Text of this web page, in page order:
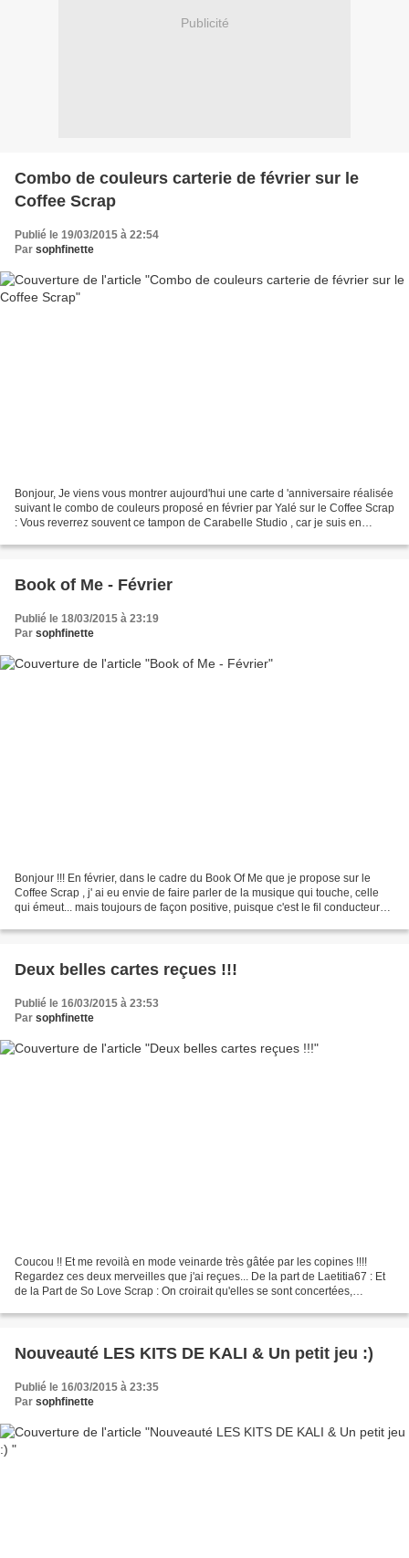
Publicité
Combo de couleurs carterie de février sur le
Coffee Scrap
Publié le 19/03/2015 à 22:54
Par sophfinette
Bonjour, Je viens vous montrer aujourd'hui une carte d 'anniversaire réalisée
suivant le combo de couleurs proposé en février par Yalé sur le Coffee Scrap
: Vous reverrez souvent ce tampon de Carabelle Studio , car je suis en
Book of Me - Février
Publié le 18/03/2015 à 23:19
Par sophfinette
Bonjour !!! En février, dans le cadre du Book Of Me que je propose sur le
Coffee Scrap , j' ai eu envie de faire parler de la musique qui touche, celle
qui émeut... mais toujours de façon positive, puisque c'est le fil conducteur
Deux belles cartes reçues !!!
Publié le 16/03/2015 à 23:53
Par sophfinette
Coucou !! Et me revoilà en mode veinarde très gâtée par les copines !!!!
Regardez ces deux merveilles que j'ai reçues... De la part de Laetitia67 : Et
de la Part de So Love Scrap : On croirait qu'elles se sont concertées,
Nouveauté LES KITS DE KALI & Un petit jeu :)
Publié le 16/03/2015 à 23:35
Par sophfinette